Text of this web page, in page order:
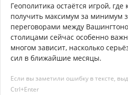
Геополитика остаётся игрой,
получить максимум за минимум
переговорами между
столицами сейчас особенно
многом зависит, насколько
сил в ближайшие месяцы.
Если вы заметили ошибку в тексте,
Ctrl+Enter